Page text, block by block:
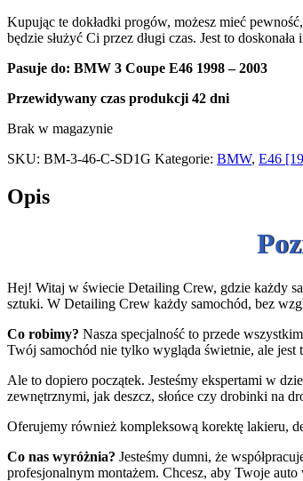
Kupując te dokładki progów, możesz mieć
będzie służyć Ci przez długi czas. Jest to
Pasuje do: BMW 3 Coupe E46 1998 – 2003
Przewidywany czas produkcji 42 dni
Brak w magazynie
SKU: BM-3-46-C-SD1G Kategorie: BMW, E46
Opis
Hej! Witaj w świecie Detailing Crew, gdzie każdy
sztuki. W Detailing Crew każdy samochód, bez
Co robimy? Nasza specjalność to przede
Twój samochód nie tylko wygląda świetnie, ale jest
Ale to dopiero początek. Jesteśmy ekspertami w
zewnętrznymi, jak deszcz, słońce czy drobinki na
Oferujemy również kompleksową korektę lakieru,
Co nas wyróżnia? Jesteśmy dumni, że
profesjonalnym montażem. Chcesz, aby Twoje